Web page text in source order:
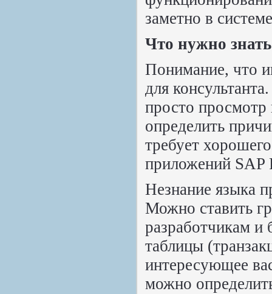
заметно в
Что нужно
Понимание, что
для
просто просмотр
определить
требует
приложений
Незнание языка
Можно ставить
разработчикам и
таблицы
интересующее
можно